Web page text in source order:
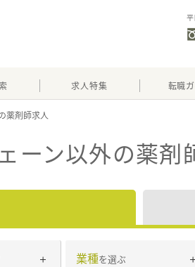
平
求人特集 転職
ーン以外の薬剤
業種を選ぶ